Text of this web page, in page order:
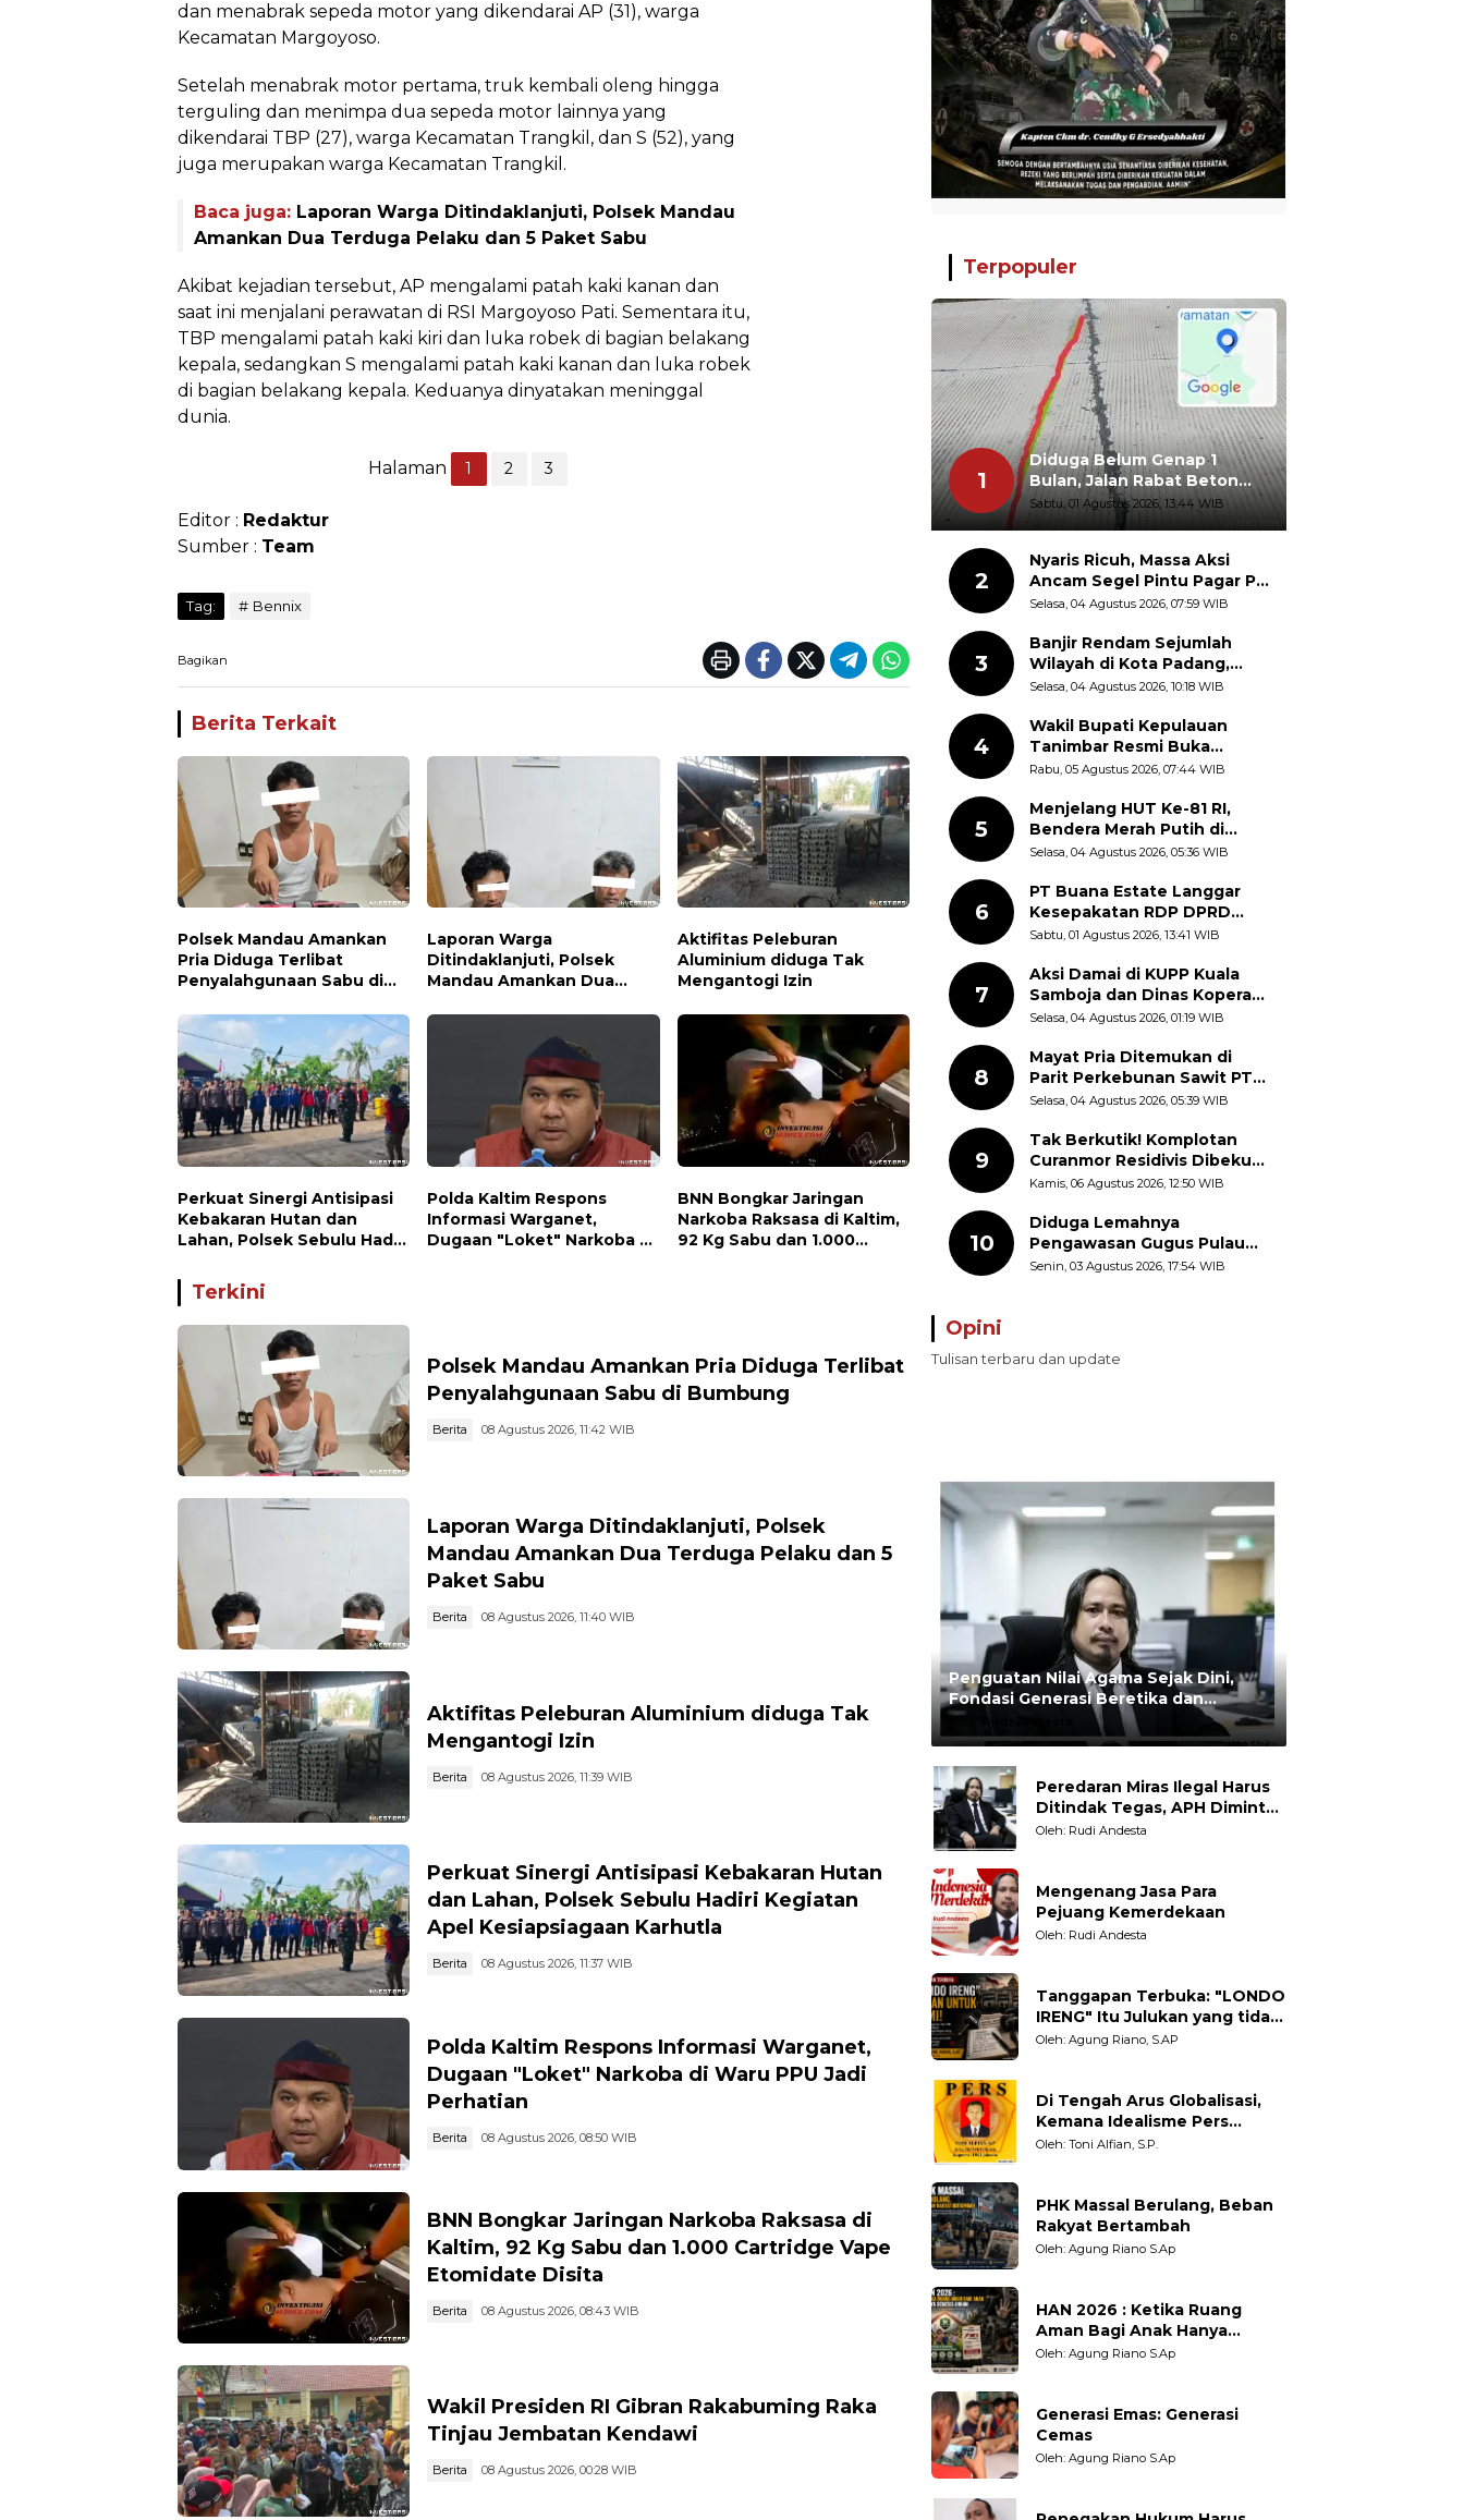
dan menabrak sepeda motor yang dikendarai AP (31), warga
Kecamatan Margoyoso.
Setelah menabrak motor pertama, truk kembali oleng hingga
terguling dan menimpa dua sepeda motor lainnya yang
dikendarai TBP (27), warga Kecamatan Trangkil, dan S (52), yang
juga merupakan warga Kecamatan Trangkil.
Baca juga: Laporan Warga Ditindaklanjuti, Polsek Mandau
Amankan Dua Terduga Pelaku dan 5 Paket Sabu
Akibat kejadian tersebut, AP mengalami patah kaki kanan dan
saat ini menjalani perawatan di RSI Margoyoso Pati. Sementara itu,
TBP mengalami patah kaki kiri dan luka robek di bagian belakang
kepala, sedangkan S mengalami patah kaki kanan dan luka robek
di bagian belakang kepala. Keduanya dinyatakan meninggal
dunia.
Halaman 1 2 3
Editor : Redaktur
Sumber : Team
Tag: Bennix
Bagikan
Berita Terkait
Polsek Mandau Amankan
Pria Diduga Terlibat
Penyalahgunaan Sabu di
Laporan Warga
Ditindaklanjuti, Polsek
Mandau Amankan Dua
Paket Sabu
Aktifitas Peleburan
Aluminium diduga Tak
Mengantogi Izin
Perkuat Sinergi Antisipasi
Kebakaran Hutan dan
Lahan, Polsek Sebulu Hadiri
Kesiapsiagaan Karhutla
Polda Kaltim Respons
Informasi Warganet,
Dugaan "Loket" Narkoba di
BNN Bongkar Jaringan
Narkoba Raksasa di Kaltim,
92 Kg Sabu dan 1.000
Terkini
Polsek Mandau Amankan Pria Diduga Terlibat
Penyalahgunaan Sabu di Bumbung
Berita 08 Agustus 2026, 11:42 WIB
Laporan Warga Ditindaklanjuti, Polsek
Mandau Amankan Dua Terduga Pelaku dan 5
Paket Sabu
Berita 08 Agustus 2026, 11:40 WIB
Aktifitas Peleburan Aluminium diduga Tak
Mengantogi Izin
Berita 08 Agustus 2026, 11:39 WIB
Perkuat Sinergi Antisipasi Kebakaran Hutan
dan Lahan, Polsek Sebulu Hadiri Kegiatan
Apel Kesiapsiagaan Karhutla
Berita 08 Agustus 2026, 11:37 WIB
Polda Kaltim Respons Informasi Warganet,
Dugaan "Loket" Narkoba di Waru PPU Jadi
Perhatian
Berita 08 Agustus 2026, 08:50 WIB
BNN Bongkar Jaringan Narkoba Raksasa di
Kaltim, 92 Kg Sabu dan 1.000 Cartridge Vape
Etomidate Disita
Berita 08 Agustus 2026, 08:43 WIB
Wakil Presiden RI Gibran Rakabuming Raka
Tinjau Jembatan Kendawi
Berita 08 Agustus 2026, 00:28 WIB
Terpopuler
1
Diduga Belum Genap 1
Bulan, Jalan Rabat Beton
Gidanglo - Guwosobokerto
Sudah Pecah
Sabtu, 01 Agustus 2026, 13:44 WIB
2
Nyaris Ricuh, Massa Aksi
Ancam Segel Pintu Pagar PT
Pabrik Gula Gorontalo
Selasa, 04 Agustus 2026, 07:59 WIB
3
Banjir Rendam Sejumlah
Wilayah di Kota Padang,
Proses Evakuasi Warga
Selasa, 04 Agustus 2026, 10:18 WIB
4
Wakil Bupati Kepulauan
Tanimbar Resmi Buka
Rangkaian Peringatan HUT
Diajak Perkuat Semangat
Nasionalisme
Rabu, 05 Agustus 2026, 07:44 WIB
5
Menjelang HUT Ke-81 RI,
Bendera Merah Putih di
Kantor Dinas Kehutanan
Selasa, 04 Agustus 2026, 05:36 WIB
6
PT Buana Estate Langgar
Kesepakatan RDP DPRD
Sumut: Pasang Pilar Tapal
Libatkan Masyarakat
Sabtu, 01 Agustus 2026, 13:41 WIB
7
Aksi Damai di KUPP Kuala
Samboja dan Dinas Koperasi
Kukar, Tuntut Keadilan dan
Selasa, 04 Agustus 2026, 01:19 WIB
8
Mayat Pria Ditemukan di
Parit Perkebunan Sawit PT
Hindoli Keluang, Polisi
Selasa, 04 Agustus 2026, 05:39 WIB
9
Tak Berkutik! Komplotan
Curanmor Residivis Dibekuk
Polisi, Delapan Aksi
Terungkap
Kamis, 06 Agustus 2026, 12:50 WIB
10
Diduga Lemahnya
Pengawasan Gugus Pulau
Provinsi Maluku Picu Dugaan
Senin, 03 Agustus 2026, 17:54 WIB
Opini
Tulisan terbaru dan update
Penguatan Nilai Agama Sejak Dini,
Fondasi Generasi Beretika dan
BermoralRudi Andesta
Peredaran Miras Ilegal Harus
Ditindak Tegas, APH Diminta
Tegakkan Hukum Tanpa
Oleh: Rudi Andesta
Mengenang Jasa Para
Pejuang Kemerdekaan
Oleh: Rudi Andesta
Tanggapan Terbuka: "LONDO
IRENG" Itu Julukan yang tidak
Adil untuk Wartawan,
Oleh: Agung Riano, S.AP
Di Tengah Arus Globalisasi,
Kemana Idealisme Pers
Berpihak?
Oleh: Toni Alfian, S.P.
PHK Massal Berulang, Beban
Rakyat Bertambah
Oleh: Agung Riano S.Ap
HAN 2026 : Ketika Ruang
Aman Bagi Anak Hanya
Sebatas Angan
Oleh: Agung Riano S.Ap
Generasi Emas: Generasi
Cemas
Oleh: Agung Riano S.Ap